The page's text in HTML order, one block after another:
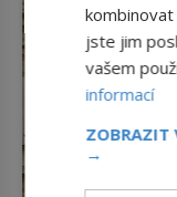
jste jim
vašem
informací
ZOBRAZIT
→